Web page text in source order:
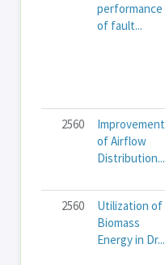
performance
of fault...
2560
Improvement
of Airflow
Distribution...
2560
Utilization of
Biomass
Energy in Dr...